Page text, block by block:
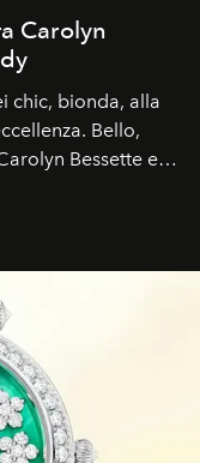
Carolyn
chic, bionda, alla
Bello,
Bessette e
della storia